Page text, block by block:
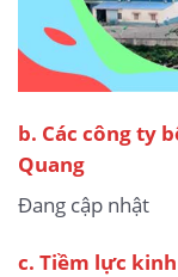
b. Các công ty
Quang
Đang cập nhật
c. Tiềm lực